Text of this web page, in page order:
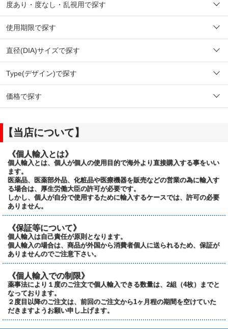
度あり・度なし・乱視用で探す
使用期限で探す
直径(DIA)サイズで探す
Type(デザイン)で探す
価格で探す
【当店について】
《個人輸入とは》
個人輸入とは、個人が個人の使用目的で海外より直接購入する事をいい
ます。
医薬品、医薬部外品、化粧品や医療機器を販売などの営業の為に輸入す
る場合は、厚生労働大臣の許可が必要です。
しかし、個人が自分で使用するために輸入するケースでは、許可の必要
ありません。
《保証等について》
個人輸入は自己責任が原則となります。
個人輸入の場合は、商品が外国から消費者個人に送られるため、保証が
ありませんのでご注意下さい。
《個人輸入での制限》
薬事法により１度のご注文で個人輸入できる数量は、2組（4枚）までと
なっております。
２度目以降のご注文は、前回のご注文から1ヶ月程の期間を空けていた
だきますようお願い申し上げます。